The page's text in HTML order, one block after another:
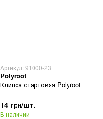
Артикул: 91000-23
Polyroot
Клипса стартовая Polyroot
14 грн/шт.
В наличии